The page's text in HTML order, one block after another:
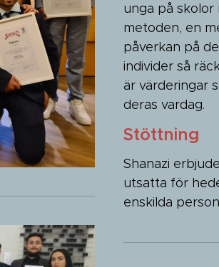
unga på skolor
metoden, en
påverkan på
individer så
är värderingar
deras vardag.
Stöttning
Shanazi
utsatta för
enskilda